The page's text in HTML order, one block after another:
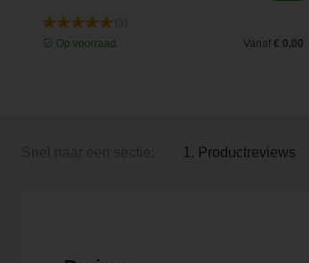
Op voorraad
Vanaf € 0,00
1. Productreviews